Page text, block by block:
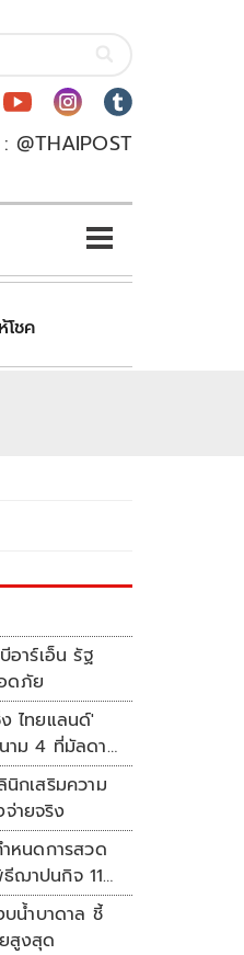
@THAIPOST
โชค
าร์เอ็น รัฐ
ดภัย
ไทยแลนด์'
าม 4 ที่มัลดาลิ
นิกเสริมความ
ายจริง
หนดการสวด
ฌาปนกิจ 11
น้ำบาดาล ชี้
สูงสุด